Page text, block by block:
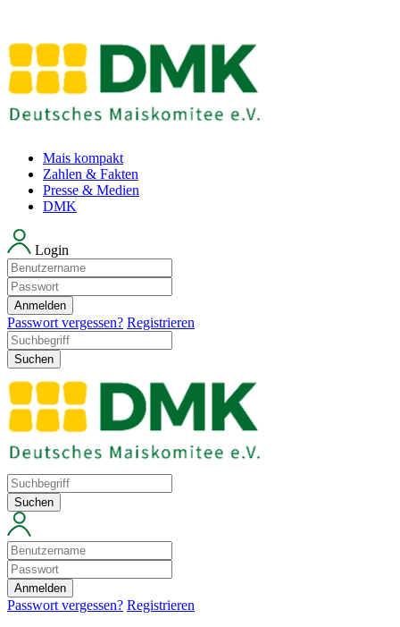
Mais kompakt
Zahlen & Fakten
Presse & Medien
DMK
Login
Anmelden
Passwort vergessen? Registrieren
Suchen
Suchen
Anmelden
Passwort vergessen? Registrieren